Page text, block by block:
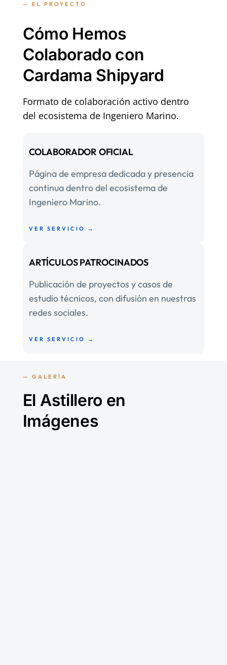
— EL PROYECTO
Cómo Hemos
Colaborado con
Cardama Shipyard
Formato de colaboración activo dentro
del ecosistema de Ingeniero Marino.
COLABORADOR OFICIAL
Página de empresa dedicada y presencia
continua dentro del ecosistema de
Ingeniero Marino.
VER SERVICIO →
ARTÍCULOS PATROCINADOS
Publicación de proyectos y casos de
estudio técnicos, con difusión en nuestras
redes sociales.
VER SERVICIO →
— GALERÍA
El Astillero en
Imágenes